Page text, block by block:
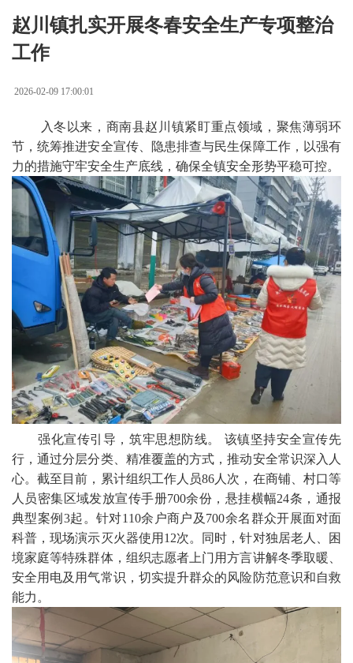
赵川镇扎实开展冬春安全生产专项整治
工作
2026-02-09 17:00:01
入冬以来，商南县赵川镇紧盯重点领域，聚焦薄弱环
节，统筹推进安全宣传、隐患排查与民生保障工作，以强有
力的措施守牢安全生产底线，确保全镇安全形势平稳可控。
强化宣传引导，筑牢思想防线。 该镇坚持安全宣传先
行，通过分层分类、精准覆盖的方式，推动安全常识深入人
心。截至目前，累计组织工作人员86人次，在商铺、村口等
人员密集区域发放宣传手册700余份，悬挂横幅24条，通报
典型案例3起。针对110余户商户及700余名群众开展面对面
科普，现场演示灭火器使用12次。同时，针对独居老人、困
境家庭等特殊群体，组织志愿者上门用方言讲解冬季取暖、
安全用电及用气常识，切实提升群众的风险防范意识和自救
能力。